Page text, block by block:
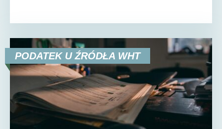
PODATEK U ŹRÓDŁA WHT